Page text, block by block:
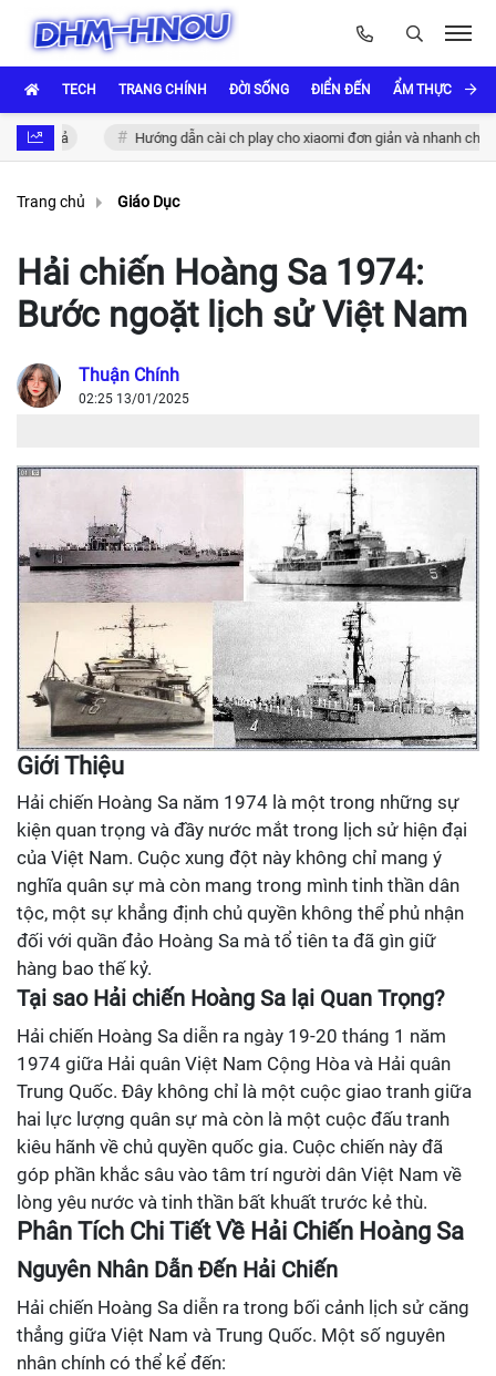
TECH TRANG CHÍNH ĐỜI SỐNG ĐIỂN ĐẾN ẨM THỰC VÀ
quả Hướng dẫn cài ch play cho xiaomi đơn giản và nhanh chóng
Trang chủ Giáo Dục
Hải chiến Hoàng Sa 1974:
Bước ngoặt lịch sử Việt Nam
Thuận Chính
02:25 13/01/2025
Giới Thiệu
Hải chiến Hoàng Sa năm 1974 là một trong những sự
kiện quan trọng và đầy nước mắt trong lịch sử hiện đại
của Việt Nam. Cuộc xung đột này không chỉ mang ý
nghĩa quân sự mà còn mang trong mình tinh thần dân
tộc, một sự khẳng định chủ quyền không thể phủ nhận
đối với quần đảo Hoàng Sa mà tổ tiên ta đã gìn giữ
hàng bao thế kỷ.
Tại sao Hải chiến Hoàng Sa lại Quan Trọng?
Hải chiến Hoàng Sa diễn ra ngày 19-20 tháng 1 năm
1974 giữa Hải quân Việt Nam Cộng Hòa và Hải quân
Trung Quốc. Đây không chỉ là một cuộc giao tranh giữa
hai lực lượng quân sự mà còn là một cuộc đấu tranh
kiêu hãnh về chủ quyền quốc gia. Cuộc chiến này đã
góp phần khắc sâu vào tâm trí người dân Việt Nam về
lòng yêu nước và tinh thần bất khuất trước kẻ thù.
Phân Tích Chi Tiết Về Hải Chiến Hoàng Sa
Nguyên Nhân Dẫn Đến Hải Chiến
Hải chiến Hoàng Sa diễn ra trong bối cảnh lịch sử căng
thẳng giữa Việt Nam và Trung Quốc. Một số nguyên
nhân chính có thể kể đến: